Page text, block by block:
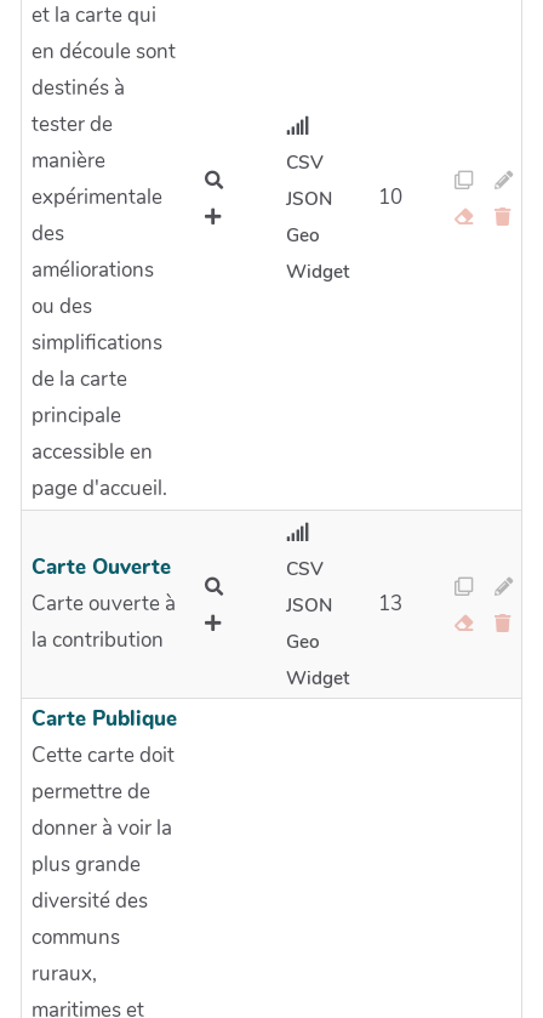
et la carte qui
en découle sont
destinés à
tester de
manière
expérimentale
des
améliorations
ou des
simplifications
de la carte
principale
accessible en
page d'accueil.
CSV
JSON
Geo
Widget
10
Carte Ouverte
Carte ouverte à
la contribution
CSV
JSON
Geo
Widget
13
Carte Publique
Cette carte doit
permettre de
donner à voir la
plus grande
diversité des
communs
ruraux,
maritimes et